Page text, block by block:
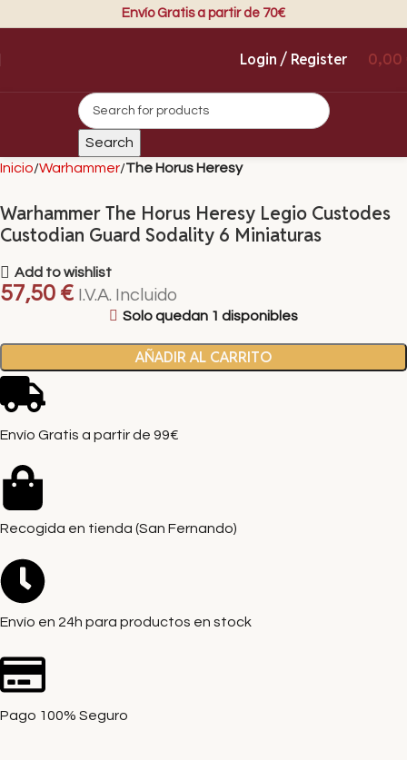
Envío Gratis a partir de 70€
Login / Register 0,00
Search
Inicio Warhammer The Horus Heresy
Warhammer The Horus Heresy Legio Custodes
Custodian Guard Sodality 6 Miniaturas
Add to wishlist
57,50 € I.V.A. Incluido
Solo quedan 1 disponibles
AÑADIR AL CARRITO
Envío Gratis a partir de 99€
Recogida en tienda (San Fernando)
Envío en 24h para productos en stock
Pago 100% Seguro